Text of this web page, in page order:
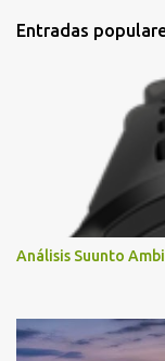
Entradas
Análisis Suunto